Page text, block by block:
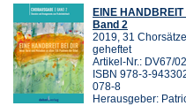
EINE
Band 2
2019, 31
geheftet
Artikel-Nr.: DV67/02
ISBN 978-3-
078-8
Herausgeber: